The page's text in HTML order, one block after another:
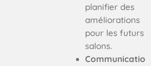
planifier des
améliorations
pour les futurs
salons.
Communicatio